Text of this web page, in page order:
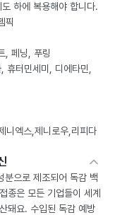
하에 복용해야 합니다.
픽
페닝, 푸링
터민세미, 디에타민,
엑스,제니로우,리피다
분으로 제조되어 독감 백
종은 모든 기업들이 세계
돼요. 수입된 독감 예방